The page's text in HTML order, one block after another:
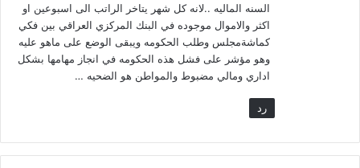
السنه الماليه ..لانه كل شهر يتاخر الراتب الى اسبوعين او
اكثر والاموال موجوده في البنك المركزي العراقي بين فكي
كماشةمجلس وطلب الحكومه ويبقى الوضع على ماهو عليه
وهو مؤشر على فشل هذه الحكومه في انجاز مهامها بشكل
اداري ومالي مضبوط والمواطن هو الضحيه …
رد